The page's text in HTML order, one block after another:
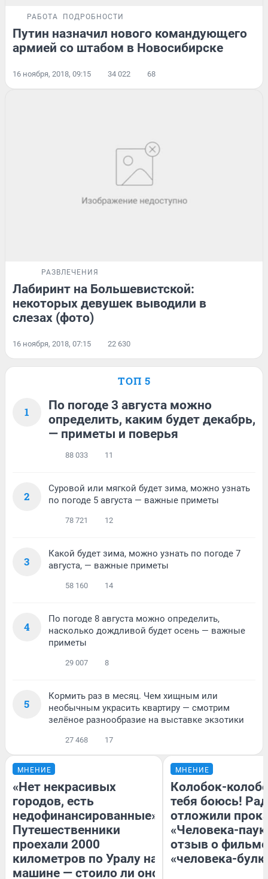
РАБОТА ПОДРОБНОСТИ
Путин назначил нового командующего
армией со штабом в Новосибирске
16 ноября, 2018, 09:15 34 022 68
РАЗВЛЕЧЕНИЯ
Лабиринт на Большевистской:
некоторых девушек выводили в
слезах (фото)
16 ноября, 2018, 07:15 22 630
ТОП 5
1
По погоде 3 августа можно
определить, каким будет декабрь,
— приметы и поверья
88 033 11
2
Суровой или мягкой будет зима, можно узнать
по погоде 5 августа — важные приметы
78 721 12
3
Какой будет зима, можно узнать по погоде 7
августа, — важные приметы
58 160 14
4
По погоде 8 августа можно определить,
насколько дождливой будет осень — важные
приметы
29 007 8
5
Кормить раз в месяц. Чем хищным или
необычным украсить квартиру — смотрим
зелёное разнообразие на выставке экзотики
27 468 17
МНЕНИЕ
«Нет некрасивых
городов, есть
недофинансированные».
Путешественники
проехали 2000
километров по Уралу на
машине — стоило ли оно
МНЕНИЕ
Колобок-
тебя боюсь!
отложили
«Человека-
отзыв о
«человека-